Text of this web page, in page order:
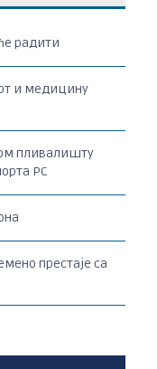
радити
и медицину
пливалишту
РС
престаје са